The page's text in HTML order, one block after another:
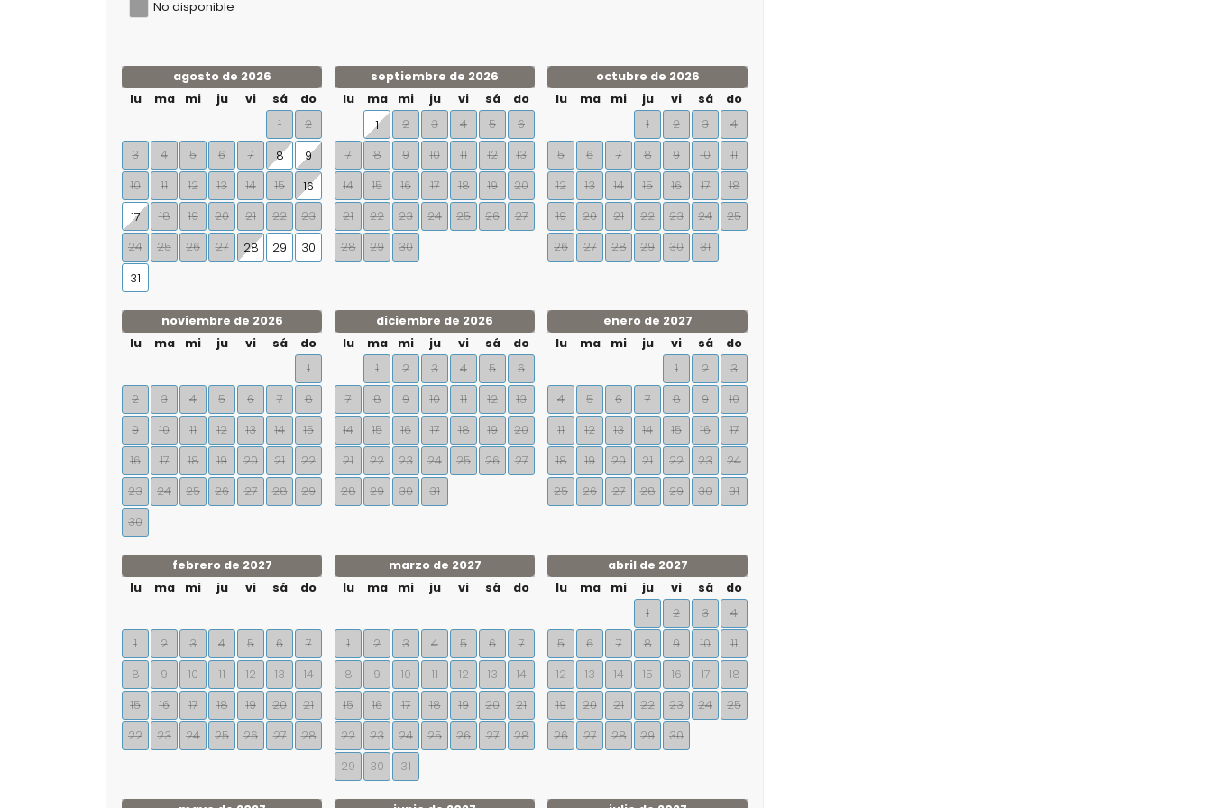
No disponible
agosto de 2026
lu
ma mi ju vi sá
do
1
2
3
4 5 6 7 8
9
10
11 12 13 14 15
16
17
18 19 20 21 22
23
24
25 26 27 28 29
30
31
septiembre de 2026
lu
ma mi ju vi sá
do
1
2 3 4 5
6
7
8 9 10 11 12
13
14
15 16 17 18 19
20
21
22 23 24 25 26
27
28
29 30
octubre de 2026
lu
ma mi ju vi sá
do
1
2 3
4
5
6 7 8 9 10
11
12
13 14 15 16 17
18
19
20 21 22 23 24
25
26
27 28 29 30 31
noviembre de 2026
lu
ma mi ju vi sá
do
1
2
3 4 5 6 7
8
9
10 11 12 13 14
15
16
17 18 19 20 21
22
23
24 25 26 27 28
29
30
diciembre de 2026
lu
ma mi ju vi sá
do
1
2 3 4 5
6
7
8 9 10 11 12
13
14
15 16 17 18 19
20
21
22 23 24 25 26
27
28
29 30 31
enero de 2027
lu
ma mi ju vi sá
do
1
2
3
4
5 6 7 8 9
10
11
12 13 14 15 16
17
18
19 20 21 22 23
24
25
26 27 28 29 30 31
febrero de 2027
lu
ma mi ju vi sá do
1 2 3 4 5 6
7
8
9 10 11 12 13
14
15
16 17 18 19 20
21
22
23 24 25 26 27 28
marzo de 2027
lu
ma mi ju vi sá do
1 2 3 4 5 6
7
8
9 10 11 12 13
14
15
16 17 18 19 20
21
22
23 24 25 26 27
28
29
30 31
abril de 2027
lu
ma mi ju vi sá
do
1
2 3
4
5
6 7 8 9 10
11
12
13 14 15 16 17
18
19
20 21 22 23 24
25
26
27 28 29 30